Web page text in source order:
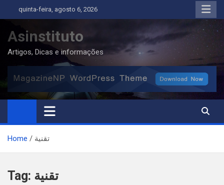
to
content
quinta-feira, agosto 6, 2026
Asinstituto
Artigos, Dicas e informações
Home تقنية
Tag: تقنية